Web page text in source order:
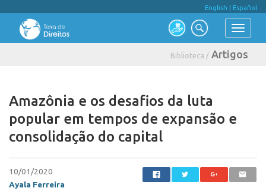
English Español
Biblioteca / Artigos
Amazônia e os desafios da luta
popular em tempos de expansão e
consolidação do capital
10/01/2020
Ayala Ferreira